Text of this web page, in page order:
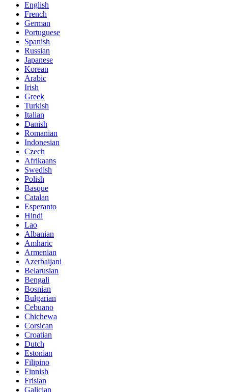
English
French
German
Portuguese
Spanish
Russian
Japanese
Korean
Arabic
Irish
Greek
Turkish
Italian
Danish
Romanian
Indonesian
Czech
Afrikaans
Swedish
Polish
Basque
Catalan
Esperanto
Hindi
Lao
Albanian
Amharic
Armenian
Azerbaijani
Belarusian
Bengali
Bosnian
Bulgarian
Cebuano
Chichewa
Corsican
Croatian
Dutch
Estonian
Filipino
Finnish
Frisian
Galician